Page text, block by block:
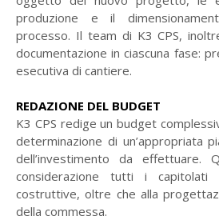
produzione e il
processo. Il team di K3 CPS,
documentazione in ciascuna fase:
esecutiva di cantiere.
REDAZIONE DEL BUDGET
K3 CPS redige un budget
determinazione di un’appropriata
dell’investimento da effettuare.
considerazione tutti i
costruttive, oltre che alla
della commessa.